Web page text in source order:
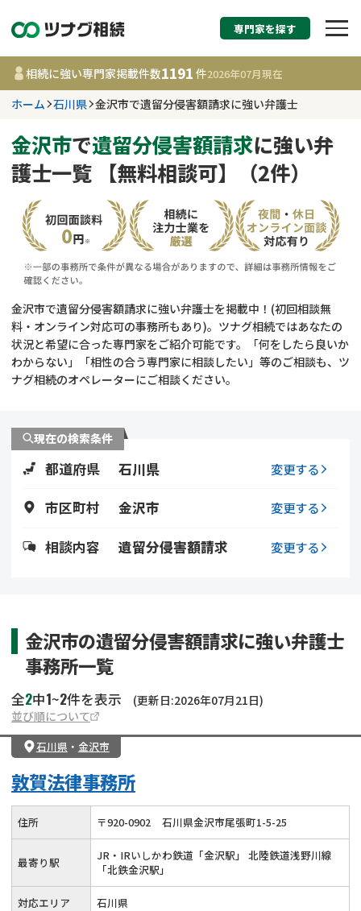
相続税申告・相続手
す
石川県
事務所 1191
件
相談内容で探す
相続登記
遺留分侵害額請求
相続人調査
コラム
相続手続き
相続登記
専門家を探す
相続に強い専門家掲載件数1191 件2026年07月現在
ホーム 石川県 金沢市で遺留分侵害額請求に強い弁護士
金沢市で遺留分侵害額請求に強い弁
護士一覧 【無料相談可】（2件）
金沢市で遺留分侵害額請求に強い弁護士を掲載中！(初回相談無
料・オンライン対応可の事務所もあり)。ツナグ相続ではあなたの
状況と希望に合った専門家をご紹介可能です。「何をしたら良いか
わからない」「相性の合う専門家に相談したい」等のご相談も、ツ
ナグ相続のオペレーターにご相談ください。
現在の検索条件
都道府県 石川県 変更する
市区町村 金沢市 変更する
相談内容 遺留分侵害額請求 変更する
金沢市の遺留分侵害額請求に強い弁護士
事務所一覧
全2中1~2件を表示
(更新日:2026年07月21日)
並び順について
石川県 ・ 金沢市
敦賀法律事務所
住所 〒920-0902 石川県金沢市尾張町1-5-25
最寄り駅
JR・IRいしかわ鉄道「金沢駅」 北陸鉄道浅野川線
「北鉄金沢駅」
対応エリア 石川県